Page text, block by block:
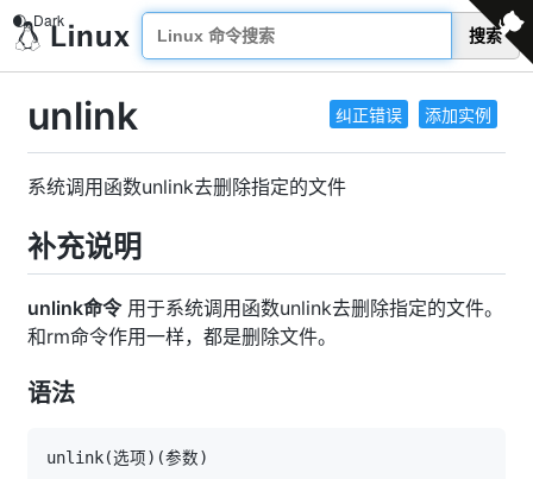
搜索
纠正错误 添加实例
unlink
系统调用函数unlink去删除指定的文件
补充说明
unlink命令用于系统调用函数unlink去删除指定的文件。
和rm命令作用一样，都是删除文件。
语法
unlink(选项) (参数)